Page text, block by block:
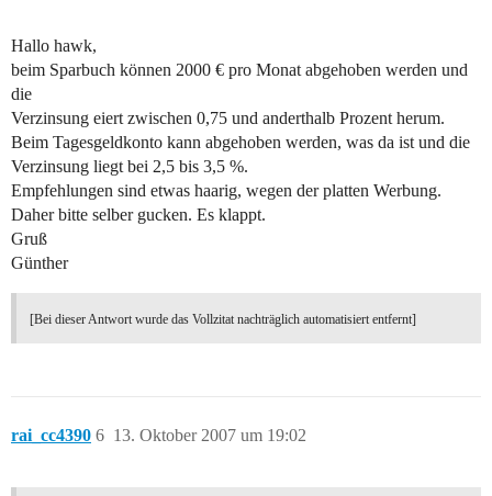
Hallo hawk,
beim Sparbuch können 2000 € pro Monat abgehoben werden und
die
Verzinsung eiert zwischen 0,75 und anderthalb Prozent herum.
Beim Tagesgeldkonto kann abgehoben werden, was da ist und die
Verzinsung liegt bei 2,5 bis 3,5 %.
Empfehlungen sind etwas haarig, wegen der platten Werbung.
Daher bitte selber gucken. Es klappt.
Gruß
Günther
[Bei dieser Antwort wurde das Vollzitat nachträglich automatisiert entfernt]
rai_cc4390 13. Oktober 2007 um 19:02
6